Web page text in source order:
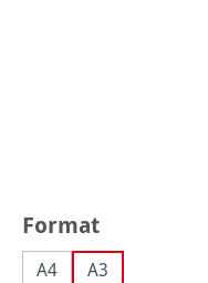
Sélectionnez
Format
A4 A3